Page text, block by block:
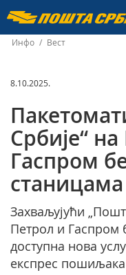
Пошта
Србије
д.о.о.
Инфо / Вест
8.10.2025.
Србије“
Гаспром
станицама
Захваљујући
Петрол и Гаспром
доступна нова
експрес пошиљака